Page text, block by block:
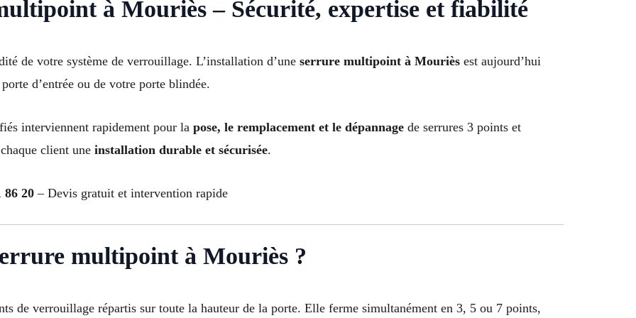
à Mouriès – Sécurité, expertise et fiabilité
de votre système de verrouillage. L’installation d’une serrure multipoint à Mouriès est aujourd’hui
d’entrée ou de votre porte blindée.
interviennent rapidement pour la pose, le remplacement et le dépannage de serrures 3 points et
client une installation durable et sécurisée.
86 20– Devis gratuit et intervention rapide
multipoint à Mouriès ?
de verrouillage répartis sur toute la hauteur de la porte. Elle ferme simultanément en 3, 5 ou 7 points,